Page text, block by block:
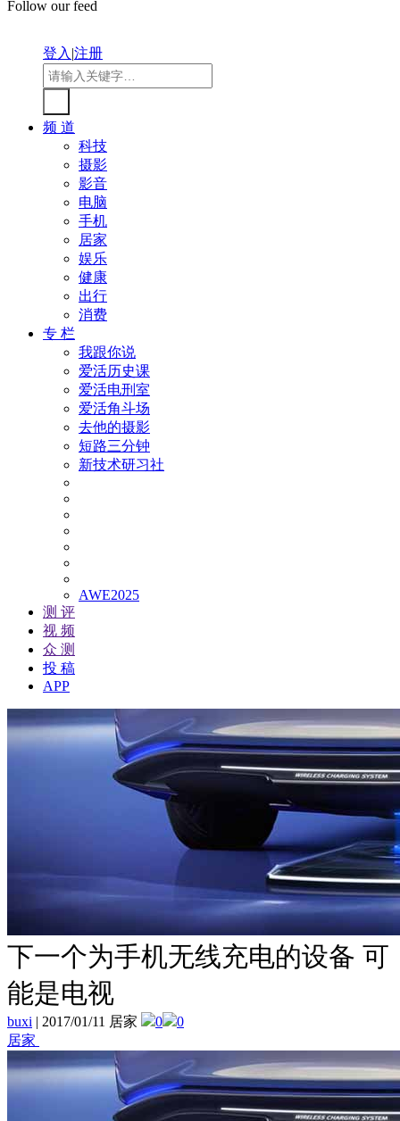
Follow our feed
登入|注册
频 道
科技
摄影
影音
电脑
手机
居家
娱乐
健康
出行
消费
专 栏
我跟你说
爱活历史课
爱活电刑室
爱活角斗场
去他的摄影
短路三分钟
新技术研习社
AWE2025
测 评
视 频
众 测
投 稿
APP
下一个为手机无线充电的设备 可
能是电视
buxi | 2017/01/11 居家 0
0
居家